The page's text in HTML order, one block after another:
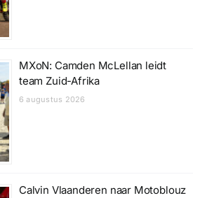
MXoN: Camden McLellan leidt
team Zuid-Afrika
6 augustus 2026
Calvin Vlaanderen naar Motoblouz